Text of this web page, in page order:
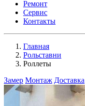
Ремонт
Сервис
Контакты
Главная
Рольставни
Роллеты
Замер Монтаж Доставка